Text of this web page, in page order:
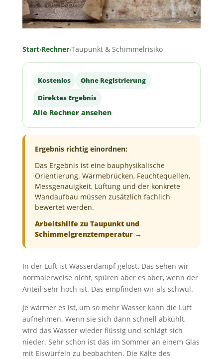
Start›Rechner›Taupunkt & Schimmelrisiko
Kostenlos
Ohne Registrierung
Direktes Ergebnis
Alle Rechner ansehen
Ergebnis richtig einordnen:
Das Ergebnis ist eine bauphysikalische
Orientierung. Wärmebrücken, Feuchtequellen,
Messgenauigkeit, Lüftung und der konkrete
Wandaufbau müssen zusätzlich fachlich
bewertet werden.
Arbeitshilfe zu Taupunkt und
Schimmelgrenztemperatur →
In der Luft ist Wasserdampf gelöst. Das sehen wir
normalerweise nicht, spüren aber es aber, wenn der
Anteil sehr hoch ist. Das empfinden wir als schwül.
Je wärmer es ist, um so mehr Wasser kann die Luft
aufnehmen. Wenn sie sich dann schnell abkühlt,
wird das Wasser wieder flüssig und schlägt sich
nieder. Sehr schön ist das im Sommer an einem Glas
mit Eiswürfeln zu beobachten. Die Kälte des